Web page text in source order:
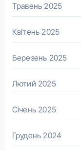
Травень 2025
Квітень 2025
Березень 2025
Лютий 2025
Січень 2025
Грудень 2024